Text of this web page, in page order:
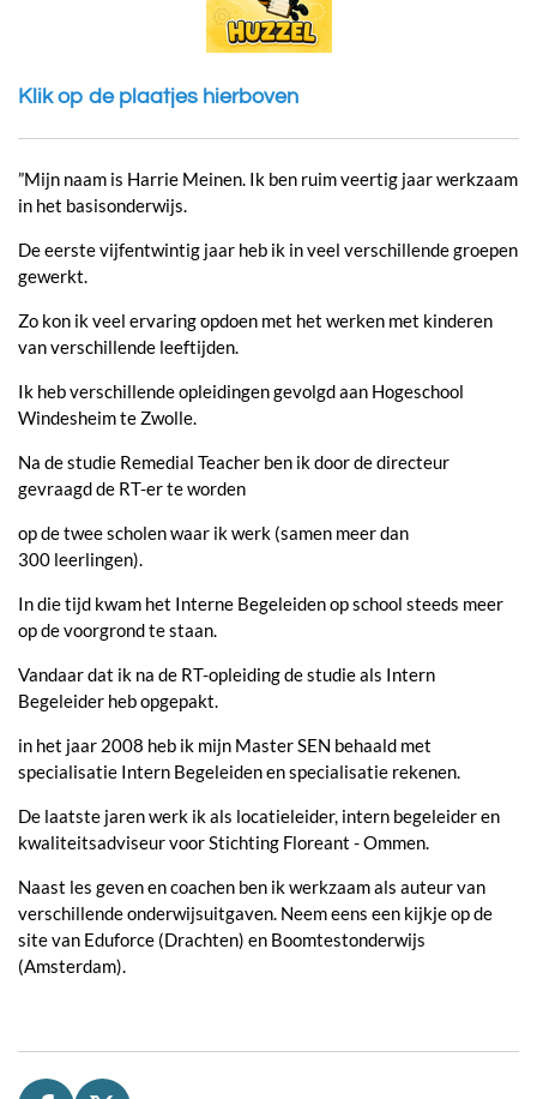
Klik op de plaatjes hierboven
”Mijn naam is Harrie Meinen. Ik ben ruim veertig jaar werkzaam
in het basisonderwijs.
De eerste vijfentwintig jaar heb ik in veel verschillende groepen
gewerkt.
Zo kon ik veel ervaring opdoen met het werken met kinderen
van verschillende leeftijden.
Ik heb verschillende opleidingen gevolgd aan Hogeschool
Windesheim te Zwolle.
Na de studie Remedial Teacher ben ik door de directeur
gevraagd de RT-er te worden
op de twee scholen waar ik werk (samen meer dan
300 leerlingen).
In die tijd kwam het Interne Begeleiden op school steeds meer
op de voorgrond te staan.
Vandaar dat ik na de RT-opleiding de studie als Intern
Begeleider heb opgepakt.
in het jaar 2008 heb ik mijn Master SEN behaald met
specialisatie Intern Begeleiden en specialisatie rekenen.
De laatste jaren werk ik als locatieleider, intern begeleider en
kwaliteitsadviseur voor Stichting Floreant - Ommen.
Naast les geven en coachen ben ik werkzaam als auteur van
verschillende onderwijsuitgaven. Neem eens een kijkje op de
site van Eduforce (Drachten) en Boomtestonderwijs
(Amsterdam).